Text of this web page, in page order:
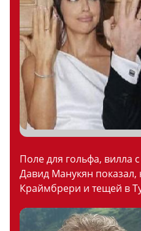
Поле для гольфа, вилла
Давид Манукян показал,
Краймбрери и тещей в